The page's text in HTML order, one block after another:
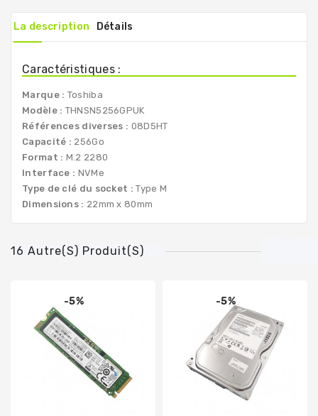
La description Détails
Caractéristiques :
Marque : Toshiba
Modèle : THNSN5256GPUK
Références diverses : 08D5HT
Capacité : 256Go
Format : M.2 2280
Interface : NVMe
Type de clé du socket : Type M
Dimensions : 22mm x 80mm
16 Autre(s) Produit(s)
-5% -5%